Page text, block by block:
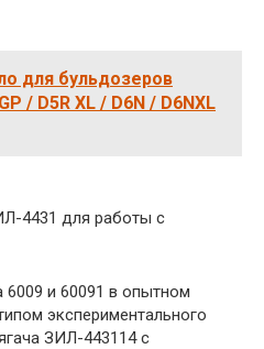
для бульдозеров
/ D5R XL / D6N / D6NXL
4431 для работы с
6009 и 60091 в опытном
экспериментального
ЗИЛ-443114 с